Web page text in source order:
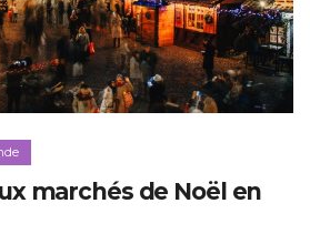
marchés de Noël en